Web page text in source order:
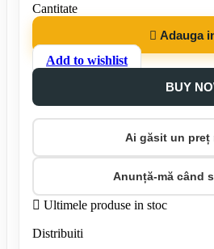
Cantitate
 Adauga
Add to wishlist
BUY
Ai găsit un preț
Anunță-mă când
 Ultimele produse in stoc
Distribuiti